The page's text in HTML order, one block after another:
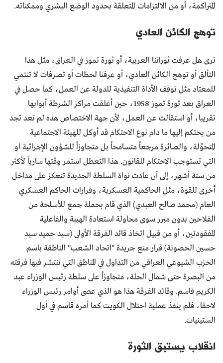
المتراكمة، أو من الالتزامات المتعلقة بحدود الوضع البشري وممكناته.
توهج الكائن العادي
ترى هل عرفت ثوراتنا العربية، أو ثورة تموز في العراق، مثل هذا
التألق أو توهج الكائن العادي، أو عرفنا لحظات أو تصرفات لا تنتمي
للمعتاد مثل توقف الأداة التنفيذية للدولة عن العمل، كما حصل في
العراق بعد ثورة تموز 1958، حين أغلقت مراكز الشرطة أبوابها
تقريبا، أو استقالت عن العمل، لأن جهة الاختصاص هذه لم تعد تجد
من يحتكم إليها ما دام نوع الاحتكام قد أوكل للهيئة الاجتماعية
المتحوِّلة، والصائرة مرجعاً متسامحاً بل متجاوزاً للشؤون الإجرائية او
التي تستوجب الاحتكام للقانون. هذا التعطل استمر وقتها سارياً لأكثر
من ستة أشهر، إلى أن عادت نواة السلطة الجديدة تتعكز على مداخل
أخرى للقوة، مثل الحاكمية العسكرية، وقرارات الحاكم العسكري
العام (محمد صالح العبدي) الذي قام بحملة جمع للأسلحة من
الفلاحين بدون مبرر سوى محاولة استعادة الهيبة والفاعلية
المفقودتين، أو من قبيل اتخاذ قائد الفرقة الأولى (سيد حميد سيد
حسين الحصونة) قرار منع جريدة "اتحاد الشعب" الناطقة باسم
الحزب الشيوعي العراقي من التداول في المناطق التي تنتشر فيها فرقته
من البصرة حتى شمال الحلة، متجاوزاً على سلطة رئيس الوزراء عبد
الكريم قاسم. وقائد الفرقة هذا هو الذي عصى أوامر رئيس الوزراء
لاحقا، فلم ينفذ عملية احتلال الكويت كما أمره قاسم في أول
الستينيات.
انقلاب يستبق الثورة